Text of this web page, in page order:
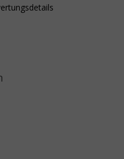
Produktbewertung ist 0,0 von